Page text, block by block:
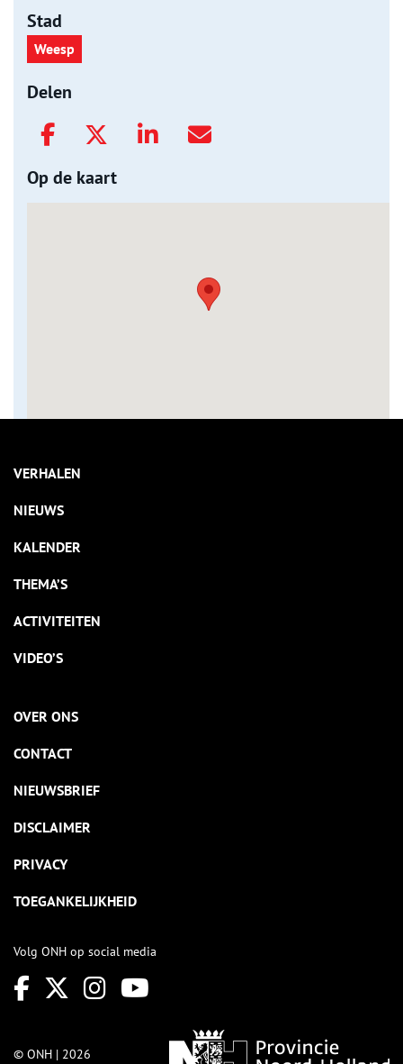
Stad
Weesp
Delen
Op de kaart
VERHALEN
NIEUWS
KALENDER
THEMA’S
ACTIVITEITEN
VIDEO’S
OVER ONS
CONTACT
NIEUWSBRIEF
DISCLAIMER
PRIVACY
TOEGANKELIJKHEID
Volg ONH op social media
© ONH | 2026